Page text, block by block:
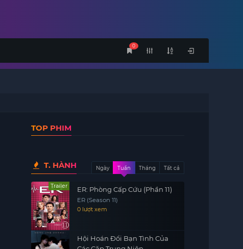
0
TOP PHIM
T. HÀNH Ngày Tuần Tháng Tất cả
Trailer ER: Phòng Cấp Cứu (Phần 11)
ER (Season 11)
0 lượt xem
Hội Hoán Đổi Bạn Tình Của